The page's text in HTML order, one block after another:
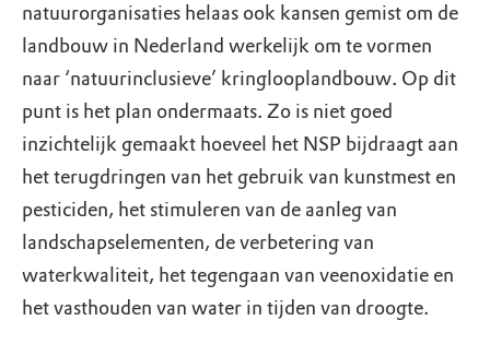
natuurorganisaties helaas ook kansen gemist om de
landbouw in Nederland werkelijk om te vormen
naar ‘natuurinclusieve’ kringlooplandbouw. Op dit
punt is het plan ondermaats. Zo is niet goed
inzichtelijk gemaakt hoeveel het NSP bijdraagt aan
het terugdringen van het gebruik van kunstmest en
pesticiden, het stimuleren van de aanleg van
landschapselementen, de verbetering van
waterkwaliteit, het tegengaan van veenoxidatie en
het vasthouden van water in tijden van droogte.